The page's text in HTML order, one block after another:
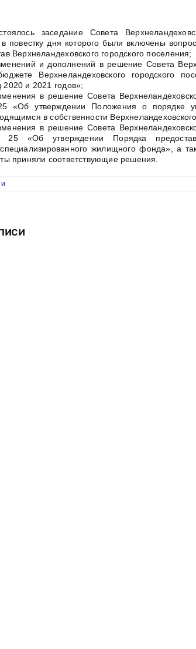
заседание Совета
в повестку дня которого были включены
Верхнеландеховского городского поселения;
и дополнений в решение Совета
Верхнеландеховского городского
и 2021 годов»;
в решение Совета
«Об утверждении Положения о порядке
в собственности
в решение Совета
«Об утверждении Порядка
жилищного фонда», а
приняли соответствующие решения.